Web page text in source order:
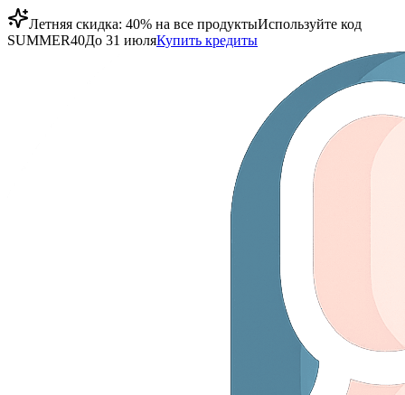
Летняя скидка: 40% на все продуктыИспользуйте код
SUMMER40До 31 июляКупить кредиты